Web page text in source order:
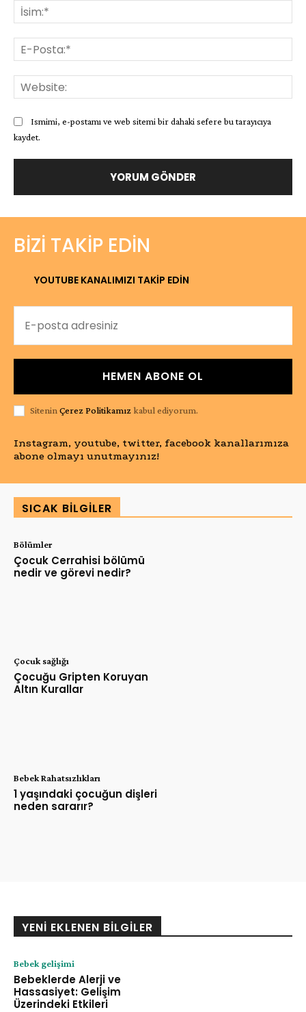
Ismimi, e-postamı ve web sitemi bir dahaki sefere bu tarayıcıya
kaydet.
BIZI TAKIP EDIN
YOUTUBE KANALIMIZI TAKİP EDİN
HEMEN ABONE OL
Sitenin Çerez Politikamızkabul ediyorum.
Instagram, youtube, twitter, facebook kanallarımıza
abone olmayı unutmayınız!
SICAK BILGILER
Bölümler
Çocuk Cerrahisi bölümü
nedir ve görevi nedir?
Çocuk sağlığı
Çocuğu Gripten Koruyan
Altın Kurallar
Bebek Rahatsızlıkları
1 yaşındaki çocuğun dişleri
neden sararır?
YENI EKLENEN BILGILER
Bebek gelişimi
Bebeklerde Alerji ve
Hassasiyet: Gelişim
Üzerindeki Etkileri